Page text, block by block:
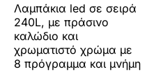
Λαμπάκια led σε σειρά
240L, με πράσινο
καλώδιο και
χρωματιστό χρώμα με
8 πρόγραμμα και μνήμη